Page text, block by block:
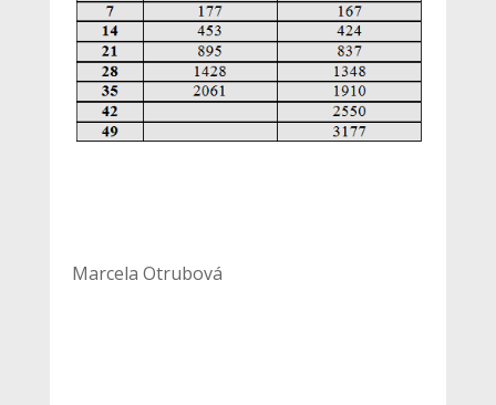
Marcela Otrubová